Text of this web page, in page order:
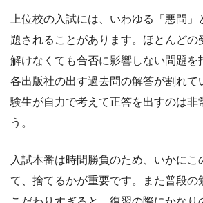
上位校の入試には、いわゆる「悪問
題されることがあります。ほとんどの
解けなくても合否に影響しない問題を
各出版社の出す過去問の解答が割れて
験生が自力で考えて正答を出すのは非
う。
入試本番は時間勝負のため、いかにこ
て、捨てるかが重要です。また普段の